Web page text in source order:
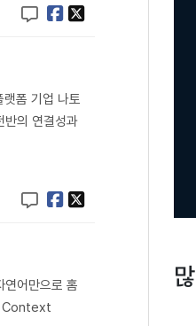
폼 기업 나토
의 연결성과
연어만으로 홈
Context